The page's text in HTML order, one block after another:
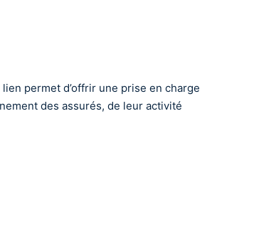
permet d’offrir une prise en charge
des assurés, de leur activité